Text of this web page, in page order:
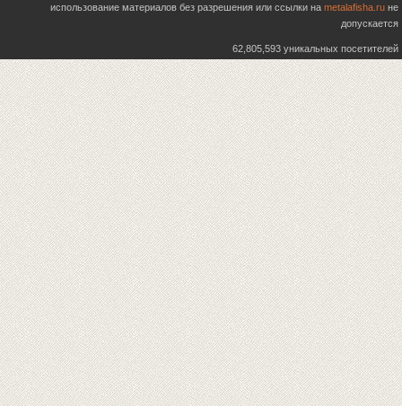
использование материалов без разрешения или ссылки на metalafisha.ru не
допускается
62,805,593 уникальных посетителей